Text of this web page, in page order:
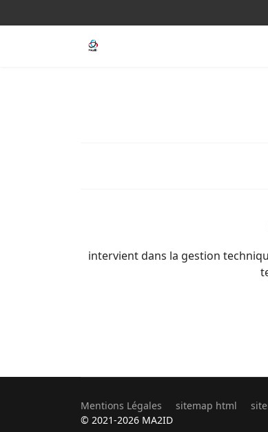
intervient dans la gestion
Mentions Légales sitemap html
© 2021-2026 MA2ID